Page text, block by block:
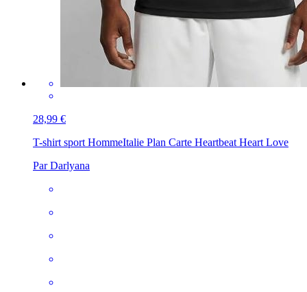
28,99 €
T-shirt sport HommeItalie Plan Carte Heartbeat Heart Love
Par Darlyana